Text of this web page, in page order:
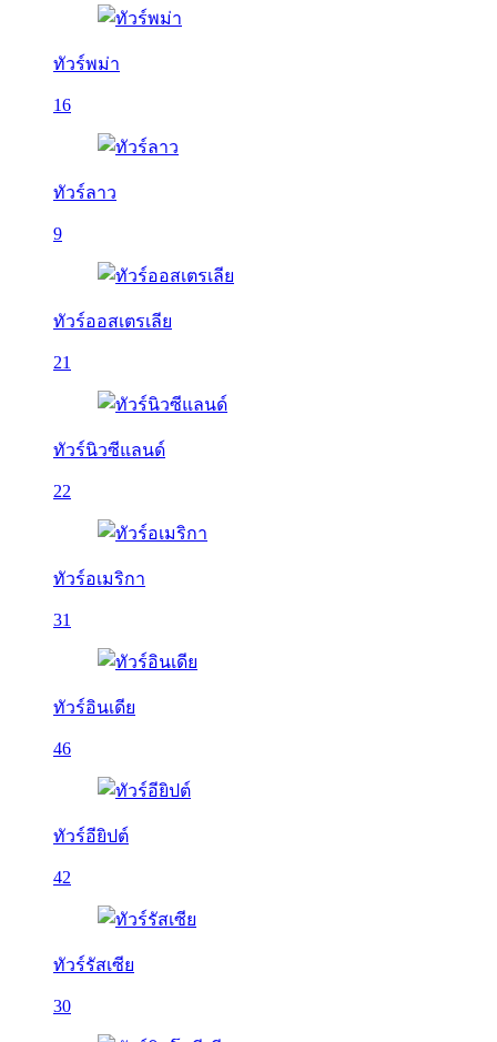
ทัวร์พม่า
16
ทัวร์ลาว
9
ทัวร์ออสเตรเลีย
21
ทัวร์นิวซีแลนด์
22
ทัวร์อเมริกา
31
ทัวร์อินเดีย
46
ทัวร์อียิปต์
42
ทัวร์รัสเซีย
30